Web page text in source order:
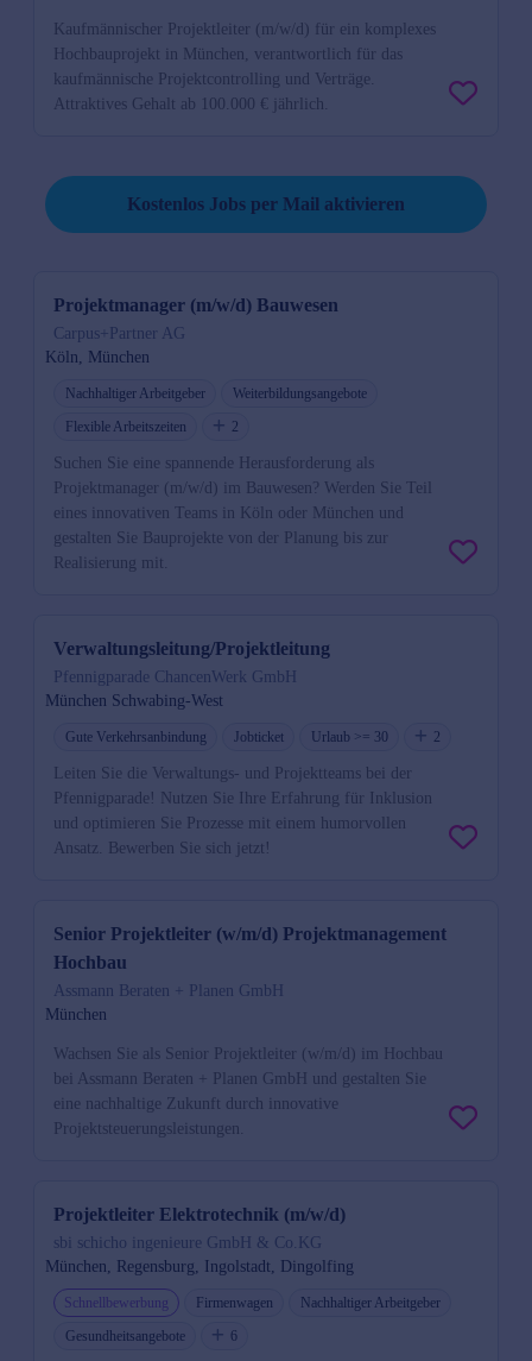
Kaufmännischer Projektleiter (m/w/d) für ein komplexes
Hochbauprojekt in München, verantwortlich für das
kaufmännische Projektcontrolling und Verträge.
Attraktives Gehalt ab 100.000 € jährlich.
Kostenlos Jobs per Mail aktivieren
Projektmanager (m/w/d) Bauwesen
Carpus+Partner AG
Köln, München
Nachhaltiger Arbeitgeber
Weiterbildungsangebote
Flexible Arbeitszeiten
2
Suchen Sie eine spannende Herausforderung als
Projektmanager (m/w/d) im Bauwesen? Werden Sie Teil
eines innovativen Teams in Köln oder München und
gestalten Sie Bauprojekte von der Planung bis zur
Realisierung mit.
Verwaltungsleitung/Projektleitung
Pfennigparade ChancenWerk GmbH
München Schwabing-West
Gute Verkehrsanbindung Jobticket Urlaub >= 30 2
Leiten Sie die Verwaltungs- und Projektteams bei der
Pfennigparade! Nutzen Sie Ihre Erfahrung für Inklusion
und optimieren Sie Prozesse mit einem humorvollen
Ansatz. Bewerben Sie sich jetzt!
Senior Projektleiter (w/m/d) Projektmanagement
Hochbau
Assmann Beraten + Planen GmbH
München
Wachsen Sie als Senior Projektleiter (w/m/d) im Hochbau
bei Assmann Beraten + Planen GmbH und gestalten Sie
eine nachhaltige Zukunft durch innovative
Projektsteuerungsleistungen.
Projektleiter Elektrotechnik (m/w/d)
sbi schicho ingenieure GmbH & Co.KG
München, Regensburg, Ingolstadt, Dingolfing
Schnellbewerbung Firmenwagen
Nachhaltiger Arbeitgeber
Gesundheitsangebote
6